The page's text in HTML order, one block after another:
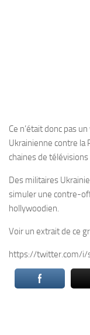
Ce n’était donc pas
Ukrainienne contre la
chaines de
Des militaires
simuler une contre-
hollywoodien.
Voir un extrait de ce
https://twitter.com/i/